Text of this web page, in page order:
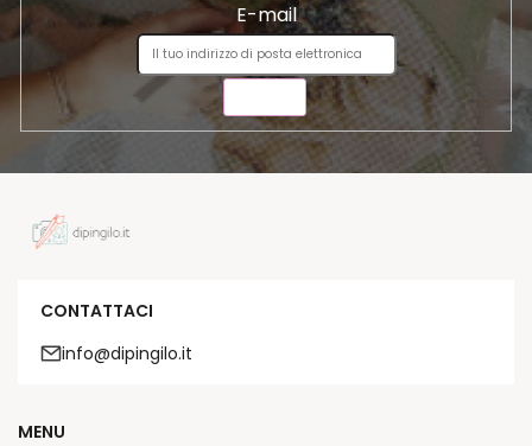
E-mail
CONTATTACI
info@dipingilo.it
MENU